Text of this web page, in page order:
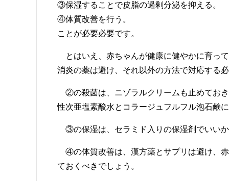
③保湿することで皮脂の過剰分泌を抑える。
④体質改善を行う。
ことが必要必要です。
とはいえ、赤ちゃんが健康に健やかに育っ
消炎の薬は避け、それ以外の方法で対応する
②の殺菌は、ニゾラルクリームも止めてお
性次亜塩素酸水とコラージュフルフル泡石鹸
③の保湿は、セラミド入りの保湿剤でいい
④の体質改善は、漢方薬とサプリは避け、
ておくべきでしょう。